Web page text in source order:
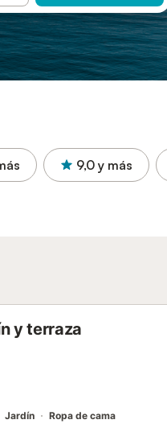
9,0 y más
y terraza
Jardín Ropa de cama